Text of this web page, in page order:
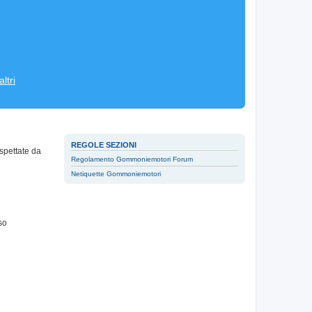
REGOLE SEZIONI
Regolamento Gommoniemotori Forum
Netiquette Gommoniemotori
da